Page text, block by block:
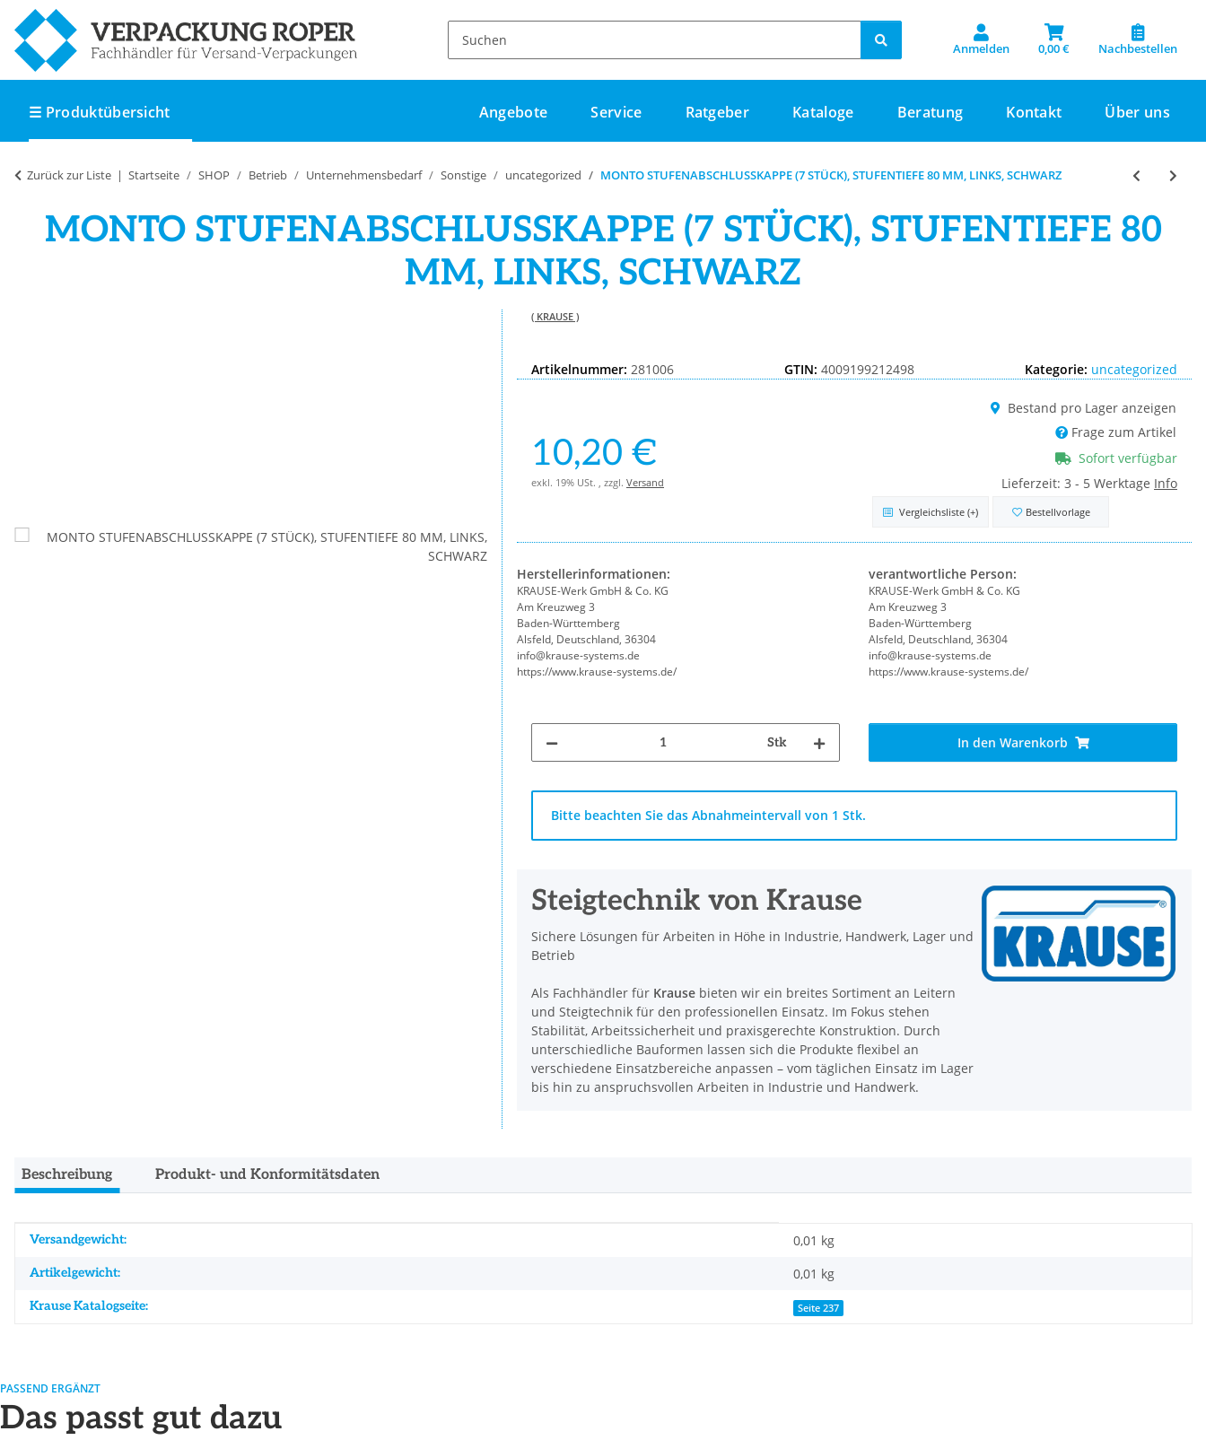
Anmelden 0,00 € Nachbestellen
☰ Produktübersicht Angebote Service Ratgeber Kataloge Beratung Kontakt Über uns
Zurück zur Liste Startseite SHOP Betrieb Unternehmensbedarf Sonstige uncategorized MONTO STUFENABSCHLUSSKAPPE (7 STÜCK), STUFENTIEFE 80 MM, LINKS, SCHWARZ
MONTO STUFENABSCHLUSSKAPPE (7 STÜCK), STUFENTIEFE 80
MM, LINKS, SCHWARZ
( KRAUSE )
Artikelnummer: 281006 GTIN: 4009199212498 Kategorie: uncategorized
10,20 €
exkl. 19% USt. , zzgl. Versand
Bestand pro Lager anzeigen
Frage zum Artikel
Sofort verfügbar
Lieferzeit: 3 - 5 Werktage Info
Vergleichsliste (+) Bestellvorlage
Herstellerinformationen:
KRAUSE-Werk GmbH & Co. KG
Am Kreuzweg 3
Baden-Württemberg
Alsfeld, Deutschland, 36304
info@krause-systems.de
https://www.krause-systems.de/
verantwortliche Person:
KRAUSE-Werk GmbH & Co. KG
Am Kreuzweg 3
Baden-Württemberg
Alsfeld, Deutschland, 36304
info@krause-systems.de
https://www.krause-systems.de/
Stk In den Warenkorb
x
Bitte beachten Sie das Abnahmeintervall von 1 Stk.
Steigtechnik von Krause
Sichere Lösungen für Arbeiten in Höhe in Industrie, Handwerk, Lager und
Betrieb
Als Fachhändler für Krause bieten wir ein breites Sortiment an Leitern
und Steigtechnik für den professionellen Einsatz. Im Fokus stehen
Stabilität, Arbeitssicherheit und praxisgerechte Konstruktion. Durch
unterschiedliche Bauformen lassen sich die Produkte flexibel an
verschiedene Einsatzbereiche anpassen – vom täglichen Einsatz im Lager
bis hin zu anspruchsvollen Arbeiten in Industrie und Handwerk.
Beschreibung Produkt- und Konformitätsdaten
Produkteigenschaft
Wert
Versandgewicht: 0,01 kg
Artikelgewicht: 0,01 kg
Krause Katalogseite: Seite 237
PASSEND ERGÄNZT
Das passt gut dazu